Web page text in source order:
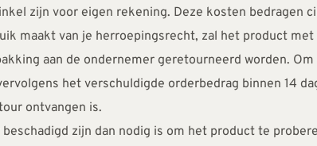
zijn voor eigen rekening. Deze kosten bedragen
maakt van je herroepingsrecht, zal het product
aan de ondernemer geretourneerd worden.
het verschuldigde orderbedrag binnen 14
ontvangen is.
zijn dan nodig is om het product te